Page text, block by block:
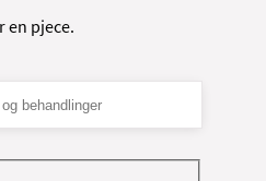
en pjece.